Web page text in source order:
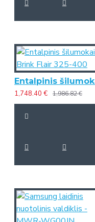
1,748.40 € 1,986.82 €